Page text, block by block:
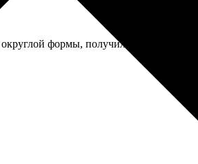
формы, получилось даже